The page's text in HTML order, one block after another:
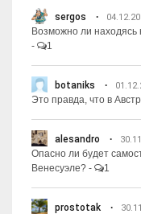
sergos
Возможно ли находясь
-
1
botaniks
Это правда, что в
alesandro
Опасно ли будет
Венесуэле? - 1
prostotak